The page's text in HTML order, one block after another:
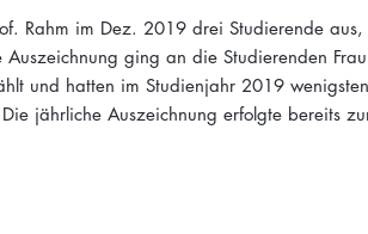
Rahm im Dez. 2019 drei Studierende
ging an die Studierenden
und hatten im Studienjahr 2019
jährliche Auszeichnung erfolgte bereits